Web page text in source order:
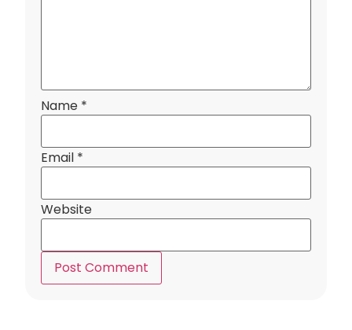
Name *
Email *
Website